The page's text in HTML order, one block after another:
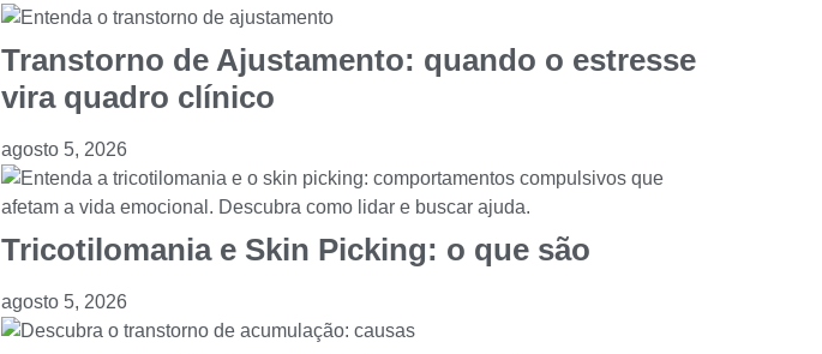
Transtorno de Ajustamento: quando o estresse
vira quadro clínico
agosto 5, 2026
Tricotilomania e Skin Picking: o que são
agosto 5, 2026